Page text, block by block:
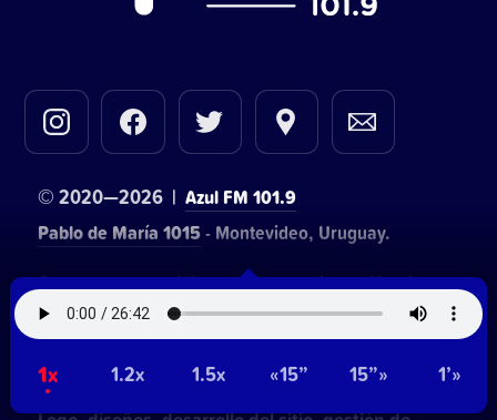
1x 1.2x 1.5x «15” 15”» 1’»
© 2020—2026 | Azul FM 101.9
Pablo de María 1015- Montevideo, Uruguay.
Contacto comercial:Walter Lapachian• Hosting:
NetUy
Privacidad ~Términos y condiciones